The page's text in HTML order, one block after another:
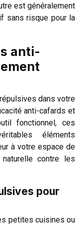
est généralement
sans risque pour la
anti-
dans votre
anti-cafards et
fonctionnel, ces
éléments
à votre espace de
contre les
pour
petites cuisines ou